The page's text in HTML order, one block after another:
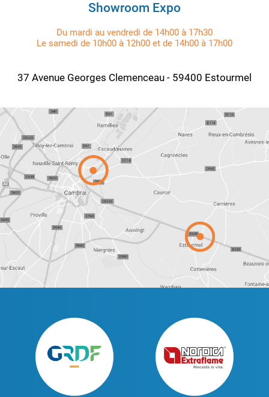
Showroom Expo
Du mardi au vendredi de 14h00 à 17h30
Le samedi de 10h00 à 12h00 et de 14h00 à 17h00
37 Avenue Georges Clemenceau - 59400 Estourmel